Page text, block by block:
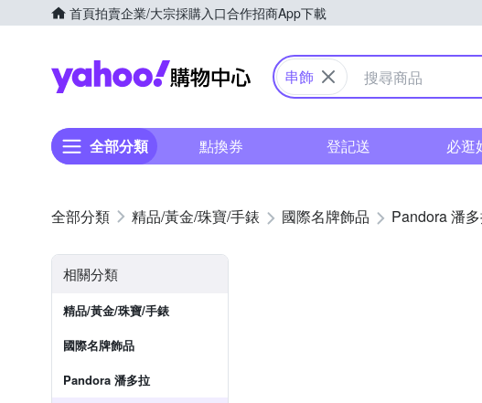
首頁拍賣企業/大宗採購入口合作招商App下載
Yahoo購物中心
串飾
全部分類 點換券 登記送 必逛
精品/黃金/珠寶/手錶 國際名牌飾品 Pandora 潘
相關分類
精品/黃金/珠寶/手錶
國際名牌飾品
Pandora 潘多拉